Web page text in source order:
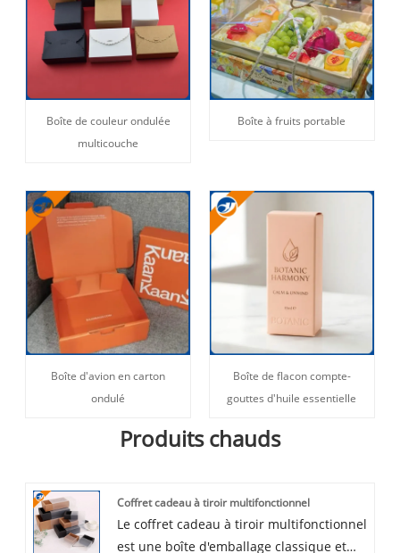
Boîte de couleur ondulée
multicouche
Boîte à fruits portable
Boîte d'avion en carton
ondulé
Boîte de flacon compte-
gouttes d'huile essentielle
Produits chauds
Coffret cadeau à tiroir multifonctionnel
Le coffret cadeau à tiroir multifonctionnel
est une boîte d'emballage classique et